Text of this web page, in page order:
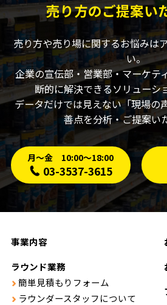
売り方のご提案い
売り方や売り場に関するお悩みは
い。
企業の宣伝部・営業部・マーケテ
断的に解決できるソリューシ
データだけでは見えない「現場の
善点を分析・ご提案い
月〜金 10:00〜18:00
03-3537-3615
事業内容
ラウンド業務
簡単見積もりフォーム
ラウンダースタッフについて